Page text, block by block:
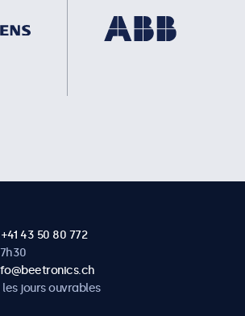
43 50 80 772
les jours ouvrables